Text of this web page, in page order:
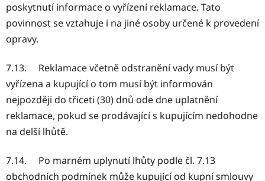
poskytnutí informace o vyřízení reklamace. Tato
povinnost se vztahuje i na jiné osoby určené k provedení
opravy.
7.13. Reklamace včetně odstranění vady musí být
vyřízena a kupující o tom musí být informován
nejpozději do třiceti (30) dnů ode dne uplatnění
reklamace, pokud se prodávající s kupujícím nedohodne
na delší lhůtě.
7.14. Po marném uplynutí lhůty podle čl. 7.13
obchodních podmínek může kupující od kupní smlouvy